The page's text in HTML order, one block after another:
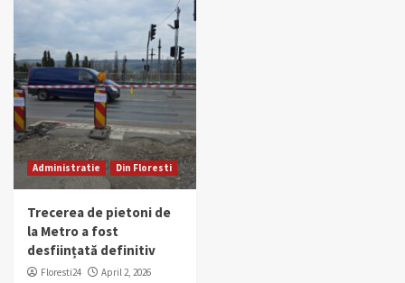
Administratie Din Floresti
Trecerea de pietoni de
la Metro a fost
desființată definitiv
Floresti24 April 2, 2026